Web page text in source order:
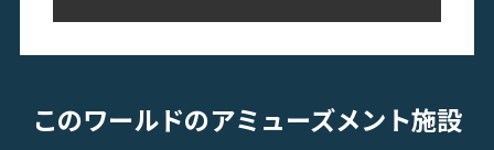
このワールドのアミューズメント施設